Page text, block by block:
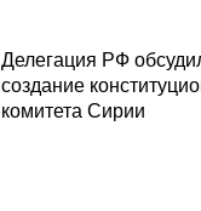
Делегация РФ
создание
комитета Сирии